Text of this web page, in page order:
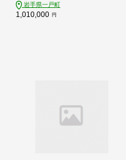
岩手県一戸町
1,010,000 円